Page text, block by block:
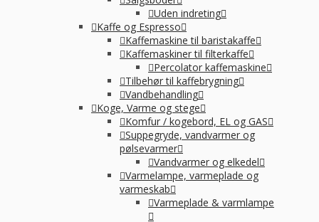
Uden indreting
Kaffe og Espresso
Kaffemaskine til baristakaffe
Kaffemaskiner til filterkaffe
Percolator kaffemaskine
Tilbehør til kaffebrygning
Vandbehandling
Koge, Varme og stege
Komfur / kogebord, EL og GAS
Suppegryde, vandvarmer og
pølsevarmer
Vandvarmer og elkedel
Varmelampe, varmeplade og
varmeskab
Varmeplade & varmlampe